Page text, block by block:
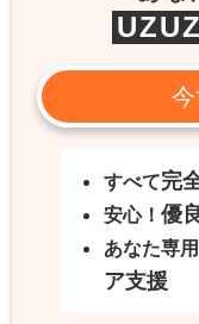
UZUZ
すべて完
安心！ 優
あなた専用
ア支援